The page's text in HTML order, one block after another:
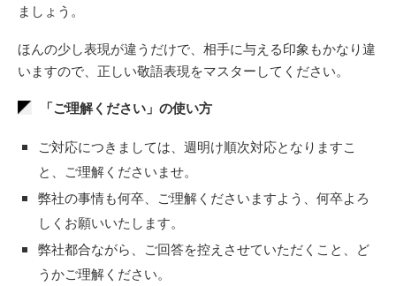
ましょう。
ほんの少し表現が違うだけで、相手に与える印象もかなり違
いますので、正しい敬語表現をマスターしてください。
「ご理解ください」の使い方
ご対応につきましては、週明け順次対応となりますこ
と、ご理解くださいませ。
弊社の事情も何卒、ご理解くださいますよう、何卒よろ
しくお願いいたします。
弊社都合ながら、ご回答を控えさせていただくこと、ど
うかご理解ください。